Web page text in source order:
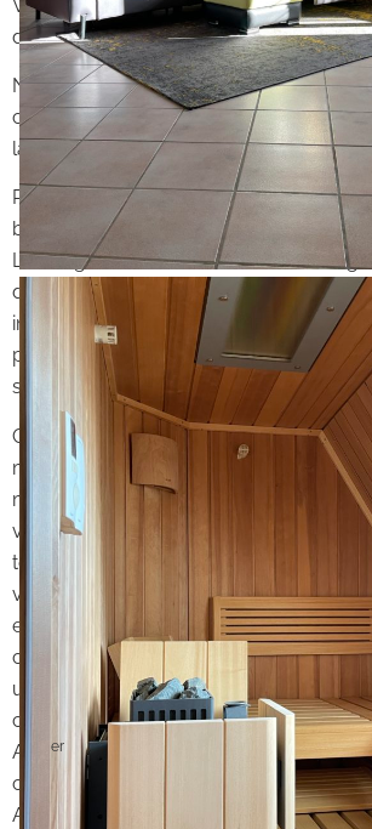
VIAGER OCCUPÉ par droit d’usage et
d’un homme et d’une femme de 70 ans.
Nous vous rappelons qu’en viager
continue à vivre dans son logement
la libération par anticipation de celui-ci.
Périgord Noir – En plein cœur de la
bienvenue dans la « capitale mondiale
Le village DES EYZIES offre une
de grottes et sites préhistoriques dans
impressionnant de falaises. C’est aussi
prédilection pour les activités de pleine
son agréable cadre bucolique.
Construite en 1992, cette magnifique
m2 de style Périgourdin est impeccable
moindres détails. Située à seulement
village, avec toutes les commodités, et
tous les sites touristiques de Dordogne
villages classés…), cette propriété offre
exceptionnel. Dotée d’un garage attenant
cette maison comprend au rez-de-
une cuisine aménagée et équipée, un
chambre, une salle de bains, un WC
Au 1
er
étage, une mezzanine/bureau
chambre, une chambre, un espace
Au sous-sol, une cave.